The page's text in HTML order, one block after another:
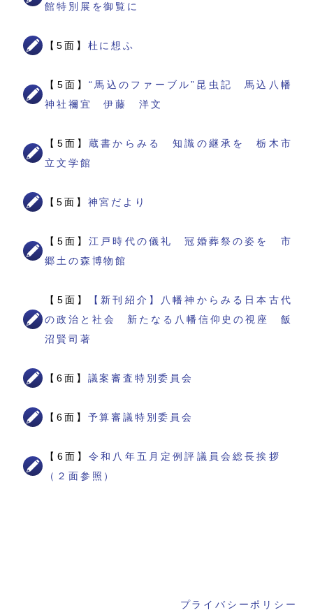
館特別展を御覧に
【5面】 杜に想ふ
【5面】“馬込のファーブル”昆虫記 馬込八幡
神社禰宜 伊藤 洋文
【5面】蔵書からみる 知識の継承を 栃木市
立文学館
【5面】 神宮だより
【5面】江戸時代の儀礼 冠婚葬祭の姿を 市
郷土の森博物館
【5面】
【新刊紹介】八幡神からみる日本古代
の政治と社会 新たなる八幡信仰史の視座 飯
沼賢司著
【6面】 議案審査特別委員会
【6面】 予算審議特別委員会
【6面】令和八年五月定例評議員会総長挨拶
（２面参照）
プライバシーポリシー